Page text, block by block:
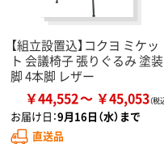
【組立設置込】コクヨ ミケッ
ト 会議椅子 張りぐるみ 塗装
脚 4本脚 レザー
￥44,552 ￥45,053
お届け日：9月16日（水）まで
直送品